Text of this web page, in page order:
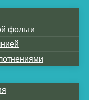
фольги
хранения
молнией
на